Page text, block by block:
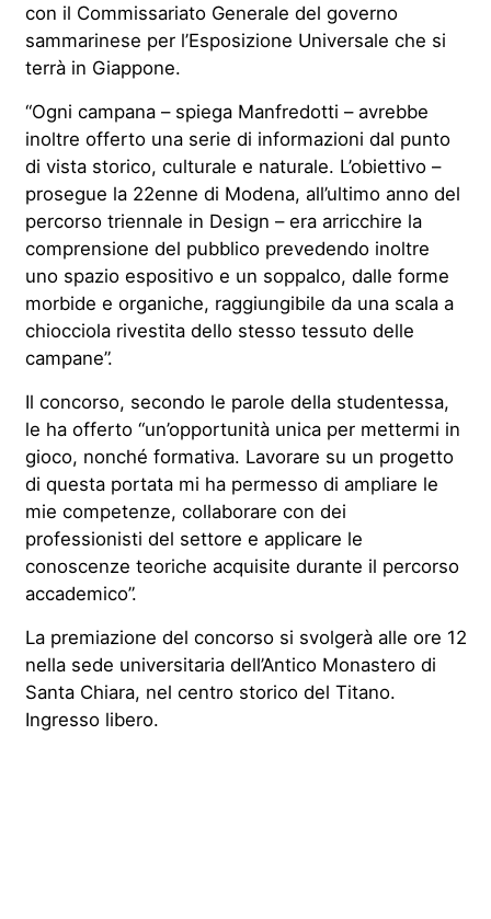
con il Commissariato Generale del governo
sammarinese per l’Esposizione Universale che si
terrà in Giappone.
“Ogni campana – spiega Manfredotti – avrebbe
inoltre offerto una serie di informazioni dal punto
di vista storico, culturale e naturale. L’obiettivo –
prosegue la 22enne di Modena, all’ultimo anno del
percorso triennale in Design – era arricchire la
comprensione del pubblico prevedendo inoltre
uno spazio espositivo e un soppalco, dalle forme
morbide e organiche, raggiungibile da una scala a
chiocciola rivestita dello stesso tessuto delle
campane”.
Il concorso, secondo le parole della studentessa,
le ha offerto “un’opportunità unica per mettermi in
gioco, nonché formativa. Lavorare su un progetto
di questa portata mi ha permesso di ampliare le
mie competenze, collaborare con dei
professionisti del settore e applicare le
conoscenze teoriche acquisite durante il percorso
accademico”.
La premiazione del concorso si svolgerà alle ore 12
nella sede universitaria dell’Antico Monastero di
Santa Chiara, nel centro storico del Titano.
Ingresso libero.